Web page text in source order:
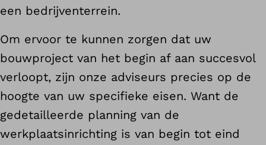
een bedrijventerrein.
Om ervoor te kunnen zorgen dat uw
bouwproject van het begin af aan succesvol
verloopt, zijn onze adviseurs precies op de
hoogte van uw specifieke eisen. Want de
gedetailleerde planning van de
werkplaatsinrichting is van begin tot eind